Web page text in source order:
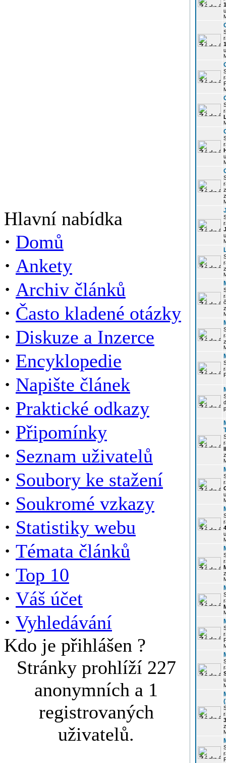
Hlavní nabídka
· Domů
· Ankety
· Archiv článků
· Často kladené otázky
· Diskuze a Inzerce
· Encyklopedie
· Napište článek
· Praktické odkazy
· Připomínky
· Seznam uživatelů
· Soubory ke stažení
· Soukromé vzkazy
· Statistiky webu
· Témata článků
· Top 10
· Váš účet
· Vyhledávání
Kdo je přihlášen ?
Stránky prohlíží 227
anonymních a 1
registrovaných
uživatelů.